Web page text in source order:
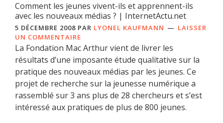
Comment les jeunes vivent-ils et apprennent-ils
avec les nouveaux médias ? | InternetActu.net
5 DÉCEMBRE 2008 PAR LYONEL KAUFMANN
LAISSER
UN COMMENTAIRE
La Fondation Mac Arthur vient de livrer les
résultats d’une imposante étude qualitative sur la
pratique des nouveaux médias par les jeunes. Ce
projet de recherche sur la jeunesse numérique a
rassemblé sur 3 ans plus de 28 chercheurs et s’est
intéressé aux pratiques de plus de 800 jeunes.